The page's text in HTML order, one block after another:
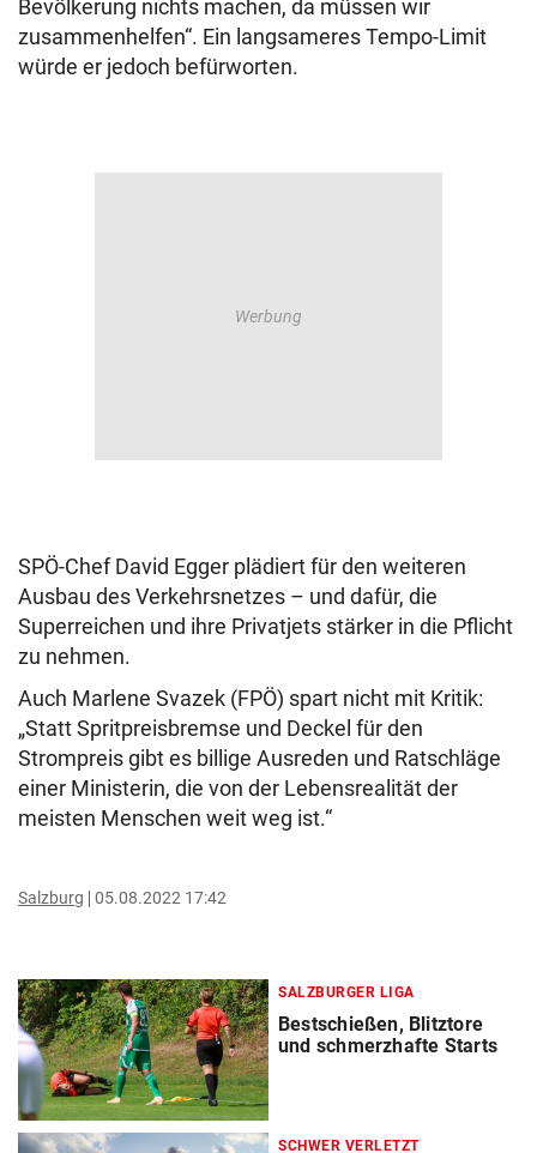
Bevölkerung nichts machen, da müssen wir
zusammenhelfen“. Ein langsameres Tempo-Limit
würde er jedoch befürworten.
SPÖ-Chef David Egger plädiert für den weiteren
Ausbau des Verkehrsnetzes – und dafür, die
Superreichen und ihre Privatjets stärker in die Pflicht
zu nehmen.
Auch Marlene Svazek (FPÖ) spart nicht mit Kritik:
„Statt Spritpreisbremse und Deckel für den
Strompreis gibt es billige Ausreden und Ratschläge
einer Ministerin, die von der Lebensrealität der
meisten Menschen weit weg ist.“
Salzburg 05.08.2022 17:42
SALZBURGER LIGA
Bestschießen, Blitztore
und schmerzhafte Starts
SCHWER VERLETZT